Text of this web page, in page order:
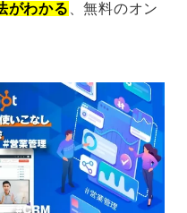
がわかる 、無料のオン